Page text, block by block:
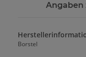
Borstel